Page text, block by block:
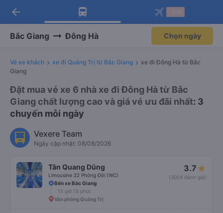
Tải app Vexere ngay!
Nhận ưu đãi thành viên độc
Mở app
Tải app Vexere
-30k/ghế khi đặt vé máy bay qua
Mở app
arrow_back
Bắc Giang Đông Hà Chọn ngày
Vé xe khách xe đi Quảng Trị từ Bắc Giang
xe đi Đông Hà từ Bắc
Giang
Đặt mua vé xe 6 nhà xe đi Đông Hà từ Bắc
Giang chất lượng cao và giá vé ưu đãi nhất: 3
chuyến mỗi ngày
Vexere Team
Ngày cập nhật: 08/08/2026
Tân Quang Dũng
Limousine 22 Phòng Đôi (WC)
3.7
(3004 đánh giá)
Bến xe Bắc Giang
15 giờ 15 phút
Văn phòng Quảng Trị